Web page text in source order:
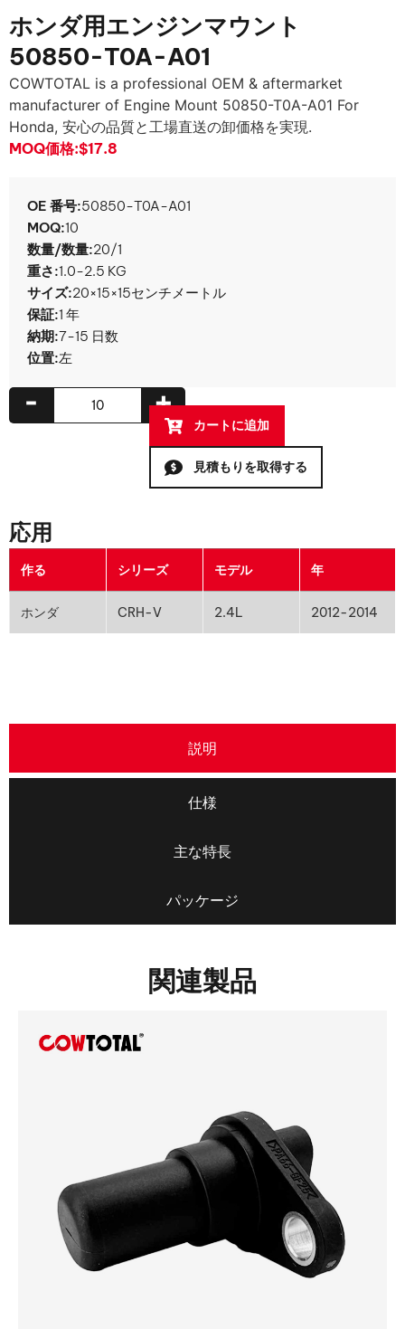
ホンダ用エンジンマウント
50850-T0A-A01
COWTOTAL is a professional OEM & aftermarket
manufacturer of Engine Mount 50850-T0A-A01 For
Honda, 安心の品質と工場直送の卸価格を実現.
MOQ価格:$17.8
OE 番号:50850-T0A-A01
MOQ:10
数量/数量:20/1
重さ:1.0-2.5 KG
サイズ:20×15×15センチメートル
保証:1 年
納期:7-15 日数
位置:左
+
-
カートに追加
見積もりを取得する
応用
作る シリーズ モデル 年
ホンダ CRH-V 2.4L 2012-2014
説明
仕様
主な特長
パッケージ
関連製品